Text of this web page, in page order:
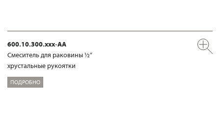
600.10.300.xxx-AA
Смеситель для раковины ½“
хрустальные рукоятки
ПОДРОБНО